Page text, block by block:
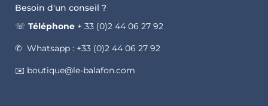
Besoin d'un conseil ?
☏ Téléphone + 33 (0)2 44 06 27 92
✆ Whatsapp : +33 (0)2 44 06 27 92
✉️ boutique@le-balafon.com